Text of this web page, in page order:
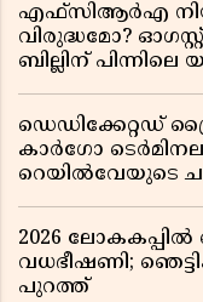
എഫ്സിആർഎ
വിരുദ്ധമോ?
ബില്ലിന്
ഡെഡിക്കേറ്റഡ്
കാർഗോ
റെയിൽവേയുടെ
2026
വധഭീഷണി;
പുറത്ത്